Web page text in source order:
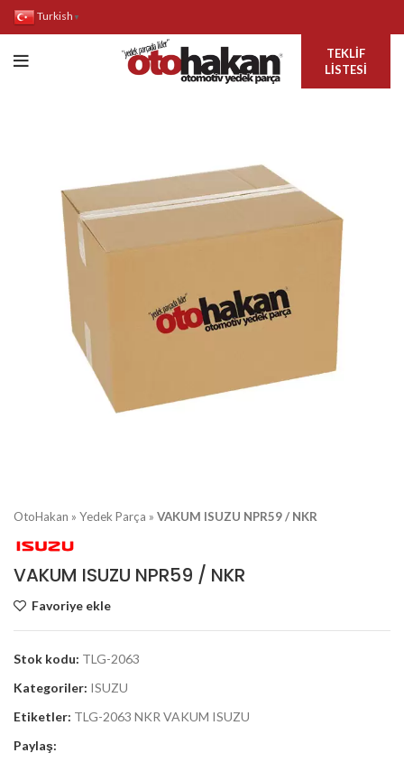
Turkish ▼
TEKLIF
LISTESI
OtoHakan » Yedek Parça » VAKUM ISUZU NPR59 / NKR
VAKUM ISUZU NPR59 / NKR
Favoriye ekle
Stok kodu: TLG-2063
Kategoriler: ISUZU
Etiketler: TLG-2063 NKR VAKUM ISUZU
Paylaş: